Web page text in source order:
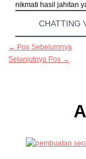
nikmati hasil jahitan
CHATTING
← Pos Sebelumnya
Selanjutnya Pos →